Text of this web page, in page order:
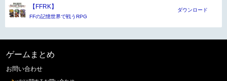
【FFRK】
FFの記憶世界で戦うRPG
ダウンロード
ゲームまとめ
お問い合わせ